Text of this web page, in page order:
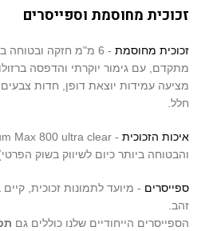
זכוכית מחוסמת וספייסרים
זכוכית מחוסמת
- 6 מ"מ חזקה ובטוחה
מציעה עמידות יוצאת דופן, חדות
חלל.
איכות הזכוכית
והבטוחה ביותר כיום לשיווק בשוק
ספייסרים
זהב.
הספייסרים הייחודיים שלנו כוללים גם